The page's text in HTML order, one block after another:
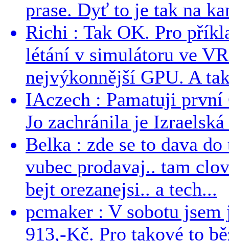
prase. Dyť to je tak na
Richi : Tak OK. Pro
létání v simulátoru ve
nejvýkonnější GPU. A
IAczech : Pamatuji první
Jo zachránila je
Belka : zde se to dava
vubec prodavaj.. tam
bejt orezanejsi.. a tech...
pcmaker : V sobotu
913,-Kč. Pro takové to